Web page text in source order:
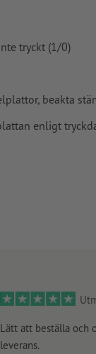
tryckt (1/0)
beakta
enligt
Lätt att beställa och
leverans.